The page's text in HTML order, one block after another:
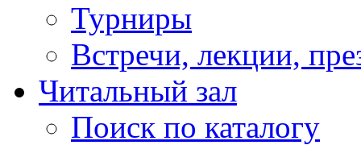
Турниры
Встречи, лекции,
Читальный зал
Поиск по каталогу